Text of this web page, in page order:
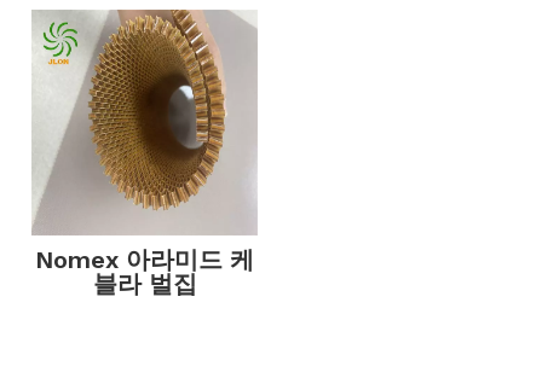
Nomex 아라미드 케
블라 벌집